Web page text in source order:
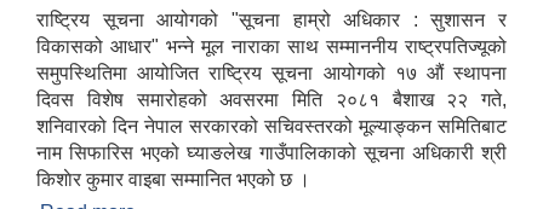
राष्ट्रिय सूचना आयोगको "सूचना हाम्रो अधिकार : सुशासन र
विकासको आधार" भन्ने मूल नाराका साथ सम्माननीय राष्ट्रपतिज्यूको
समुपस्थितिमा आयोजित राष्ट्रिय सूचना आयोगको १७ औं स्थापना
दिवस विशेष समारोहको अवसरमा मिति २०८१ बैशाख २२ गते,
शनिवारको दिन नेपाल सरकारको सचिवस्तरको मूल्याङ्कन समितिबाट
नाम सिफारिस भएको घ्याङलेख गाउँपालिकाको सूचना अधिकारी श्री
किशाेर कुमार वाइबा सम्मानित भएको छ ।